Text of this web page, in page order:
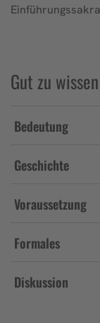
Gut zu wissen
Bedeutung
Geschichte
Voraussetzung
Formales
Diskussion